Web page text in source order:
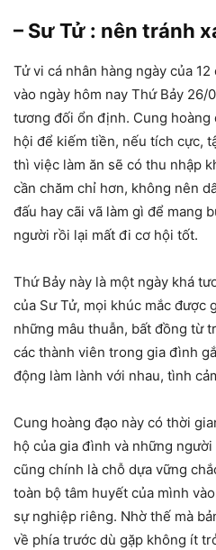
– Sư Tử : nên tránh
Tử vi cá nhân hàng ngày của
vào ngày hôm nay Thứ Bảy
tương đối ổn định. Cung hoàng
hội để kiếm tiền, nếu tích cực,
thì việc làm ăn sẽ có thu nhập
cần chăm chỉ hơn, không nên
đấu hay cãi vã làm gì để mang
người rồi lại mất đi cơ hội tốt.
Thứ Bảy này là một ngày khá
của Sư Tử, mọi khúc mắc được
những mâu thuẫn, bất đồng từ
các thành viên trong gia đình
động làm lành với nhau, tình
Cung hoàng đạo này có thời
hộ của gia đình và những
cũng chính là chỗ dựa vững
toàn bộ tâm huyết của mình
sự nghiệp riêng. Nhờ thế mà
về phía trước dù gặp không ít